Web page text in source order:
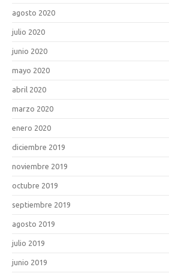
agosto 2020
julio 2020
junio 2020
mayo 2020
abril 2020
marzo 2020
enero 2020
diciembre 2019
noviembre 2019
octubre 2019
septiembre 2019
agosto 2019
julio 2019
junio 2019